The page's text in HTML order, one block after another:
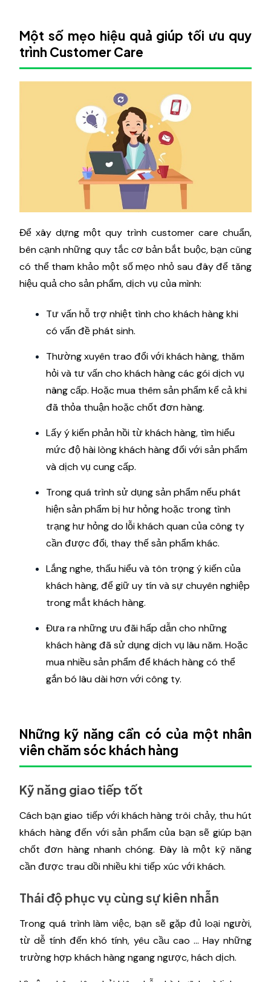
Một số mẹo hiệu quả giúp tối ưu quy
trình Customer Care
Để xây dựng một quy trình customer care chuẩn,
bên cạnh những quy tắc cơ bản bắt buộc, bạn cũng
có thể tham khảo một số mẹo nhỏ sau đây để tăng
hiệu quả cho sản phẩm, dịch vụ của mình:
Tư vấn hỗ trợ nhiệt tình cho khách hàng khi
có vấn đề phát sinh.
Thường xuyên trao đổi với khách hàng, thăm
hỏi và tư vấn cho khách hàng các gói dịch vụ
nâng cấp. Hoặc mua thêm sản phẩm kể cả khi
đã thỏa thuận hoặc chốt đơn hàng.
Lấy ý kiến ​​phản hồi từ khách hàng, tìm hiểu
mức độ hài lòng khách hàng đối với sản phẩm
và dịch vụ cung cấp.
Trong quá trình sử dụng sản phẩm nếu phát
hiện sản phẩm bị hư hỏng hoặc trong tình
trạng hư hỏng do lỗi khách quan của công ty
cần được đổi, thay thế sản phẩm khác.
Lắng nghe, thấu hiểu và tôn trọng ý kiến ​​của
khách hàng, để giữ uy tín và sự chuyên nghiệp
trong mắt khách hàng.
Đưa ra những ưu đãi hấp dẫn cho những
khách hàng đã sử dụng dịch vụ lâu năm. Hoặc
mua nhiều sản phẩm để khách hàng có thể
gắn bó lâu dài hơn với công ty.
Những kỹ năng cần có của một nhân
viên chăm sóc khách hàng
Kỹ năng giao tiếp tốt
Cách bạn giao tiếp với khách hàng trôi chảy, thu hút
khách hàng đến với sản phẩm của bạn sẽ giúp bạn
chốt đơn hàng nhanh chóng. Đây là một kỹ năng
cần được trau dồi nhiều khi tiếp xúc với khách.
Thái độ phục vụ cùng sự kiên nhẫn
Trong quá trình làm việc, bạn sẽ gặp đủ loại người,
từ dễ tính đến khó tính, yêu cầu cao ... Hay những
trường hợp khách hàng ngang ngược, hách dịch.